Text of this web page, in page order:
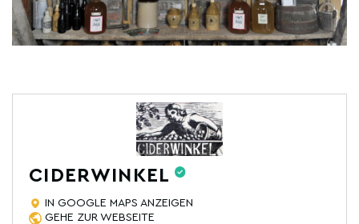
CIDERWINKEL
IN GOOGLE MAPS ANZEIGEN
GEHE ZUR WEBSEITE